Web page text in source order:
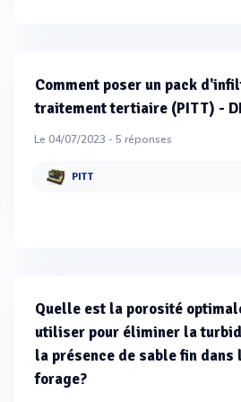
Comment poser un pack
traitement tertiaire (PITT) -
Le 04/07/2023 -5 réponses
PITT
Quelle est la porosité
utiliser pour éliminer la
la présence de sable fin dans
forage?